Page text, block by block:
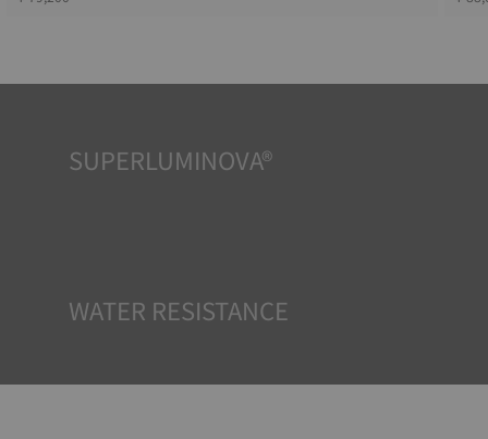
SUPERLUMINOVA®
*Non-contractual image
WATER RESISTANCE